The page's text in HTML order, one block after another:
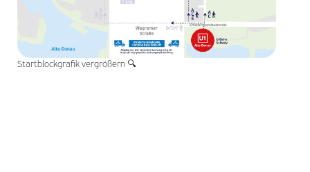
Startblockgrafik vergrößern 🔍